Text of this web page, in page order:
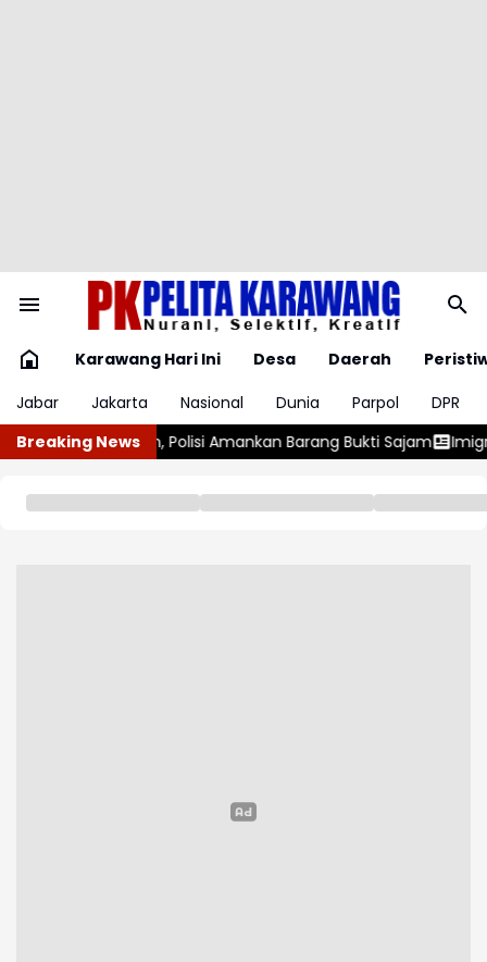
Karawang Hari Ini Desa Daerah
Jabar
Jakarta Nasional Dunia Parpol
DPR
Breaking News
Barang Bukti Sajam Imigrasi Deportasi 25 WN